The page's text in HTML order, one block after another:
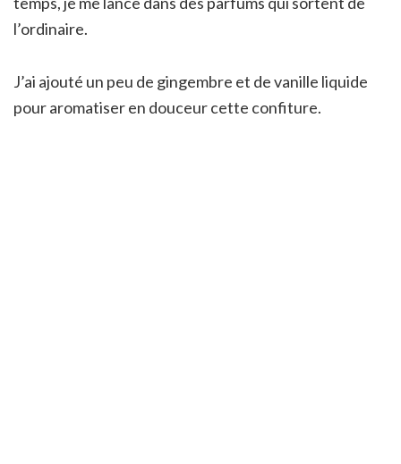
l’ordinaire.
J’ai ajouté un peu de gingembre et de vanille liquide
pour aromatiser en douceur cette confiture.